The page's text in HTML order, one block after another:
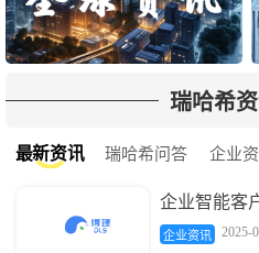
瑞哈希
最新资讯 瑞哈希问答 企业
企业智能客
企业资讯 2025-